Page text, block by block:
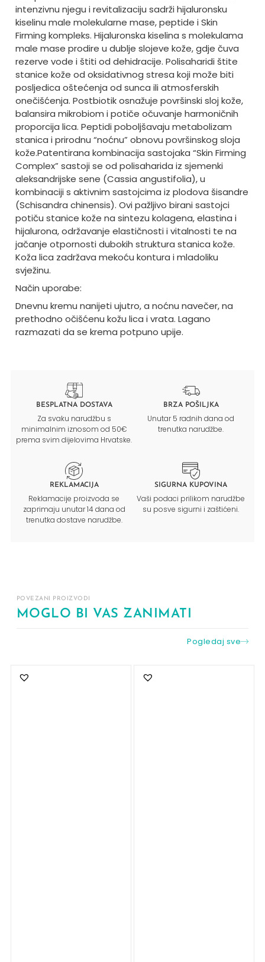
intenzivnu njegu i revitalizaciju sadrži hijaluronsku
kiselinu male molekularne mase, peptide i Skin
Firming kompleks. Hijaluronska kiselina s molekulama
male mase prodire u dublje slojeve kože, gdje čuva
rezerve vode i štiti od dehidracije. Polisaharidi štite
stanice kože od oksidativnog stresa koji može biti
posljedica oštećenja od sunca ili atmosferskih
onečišćenja. Postbiotik osnažuje površinski sloj kože,
balansira mikrobiom i potiče očuvanje harmoničnih
proporcija lica. Peptidi poboljšavaju metabolizam
stanica i prirodnu “noćnu” obnovu površinskog sloja
kože.Patentirana kombinacija sastojaka “Skin Firming
Complex” sastoji se od polisaharida iz sjemenki
aleksandrijske sene (Cassia angustifolia), u
kombinaciji s aktivnim sastojcima iz plodova šisandre
(Schisandra chinensis). Ovi pažljivo birani sastojci
potiču stanice kože na sintezu kolagena, elastina i
hijalurona, održavanje elastičnosti i vitalnosti te na
jačanje otpornosti dubokih struktura stanica kože.
Koža lica zadržava mekoću kontura i mladoliku
svježinu.
Način uporabe:
Dnevnu kremu nanijeti ujutro, a noćnu navečer, na
prethodno očišćenu kožu lica i vrata. Lagano
razmazati da se krema potpuno upije.
BESPLATNA DOSTAVA
Za svaku narudžbu s
minimalnim iznosom od 50€
prema svim dijelovima Hrvatske.
BRZA POŠILJKA
Unutar 5 radnih dana od
trenutka narudžbe.
REKLAMACIJA
Reklamacije proizvoda se
zaprimaju unutar 14 dana od
trenutka dostave narudžbe.
SIGURNA KUPOVINA
Vaši podaci prilikom narudžbe
su posve sigurni i zaštićeni.
POVEZANI PROIZVODI
MOGLO BI VAS ZANIMATI
Pogledaj sve